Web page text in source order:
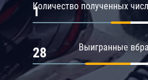
Количество полученных
1
Выигранные
28